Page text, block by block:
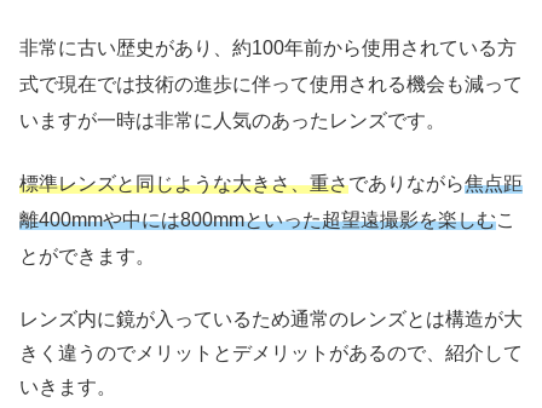
非常に古い歴史があり、約100年前から使用されている方
式で現在では技術の進歩に伴って使用される機会も減って
いますが一時は非常に人気のあったレンズです。
標準レンズと同じような大きさ、重さでありながら焦点距
離400mmや中には800mmといった超望遠撮影を楽しむこ
とができます。
レンズ内に鏡が入っているため通常のレンズとは構造が大
きく違うのでメリットとデメリットがあるので、紹介して
いきます。